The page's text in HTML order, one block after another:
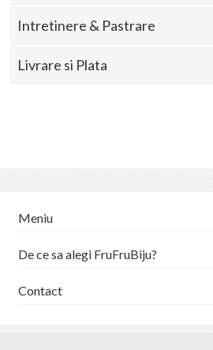
Intretinere & Pastrare
Livrare si Plata
Meniu
De ce sa alegi FruFruBiju?
Contact